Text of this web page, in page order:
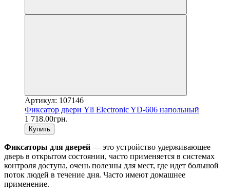
Артикул: 107146
Фиксатор двери Yli Electronic YD-606 напольный
1 718.00грн.
Купить
Фиксаторы для дверей — это устройство удерживающее
дверь в открытом состоянии, часто применяется в системах
контроля доступа, очень полезны для мест, где идет большой
поток людей в течение дня. Часто имеют домашнее
применение.